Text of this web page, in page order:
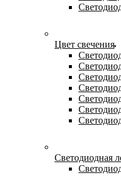
Цвет свечения
Светодиодная